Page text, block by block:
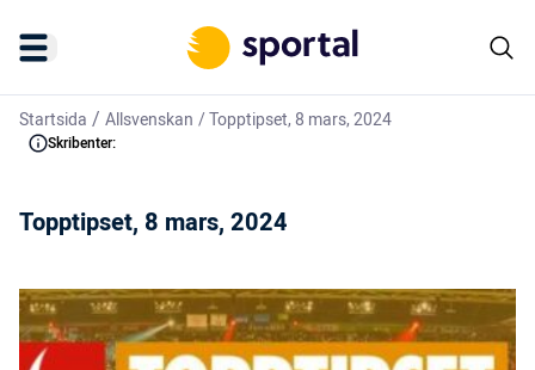
Startsida / Allsvenskan /Topptipset, 8 mars, 2024
Skribenter:
Topptipset, 8 mars, 2024